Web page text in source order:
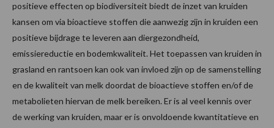
positieve effecten op biodiversiteit biedt de inzet van kruiden
kansen om via bioactieve stoffen die aanwezig zijn in kruiden een
positieve bijdrage te leveren aan diergezondheid,
emissiereductie en bodemkwaliteit. Het toepassen van kruiden in
grasland en rantsoen kan ook van invloed zijn op de samenstelling
en de kwaliteit van melk doordat de bioactieve stoffen en/of de
metabolieten hiervan de melk bereiken. Er is al veel kennis over
de werking van kruiden, maar er is onvoldoende kwantitatieve en